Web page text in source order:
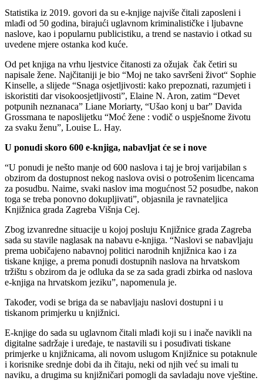
Statistika iz 2019. govori da su e-knjige najviše čitali zaposleni i
mlađi od 50 godina, birajući uglavnom kriminalističke i ljubavne
naslove, kao i popularnu publicistiku, a trend se nastavio i otkad su
uvedene mjere ostanka kod kuće.
Od pet knjiga na vrhu ljestvice čitanosti za ožujak čak četiri su
napisale žene. Najčitaniji je bio “Moj ne tako savršeni život“ Sophie
Kinselle, a slijede “Snaga osjetljivosti: kako prepoznati, razumjeti i
iskoristiti dar visokoosjetljivosti”, Elaine N. Aron, zatim “Devet
potpunih neznanaca” Liane Moriarty, “Ušao konj u bar” Davida
Grossmana te naposlijetku “Moć žene : vodič o uspješnome životu
za svaku ženu”, Louise L. Hay.
U ponudi skoro 600 e-knjiga, nabavljat će se i nove
“U ponudi je nešto manje od 600 naslova i taj je broj varijabilan s
obzirom da dostupnost nekog naslova ovisi o potrošenim licencama
za posudbu. Naime, svaki naslov ima mogućnost 52 posudbe, nakon
toga se treba ponovno dokupljivati”, objasnila je ravnateljica
Knjižnica grada Zagreba Višnja Cej.
Zbog izvanredne situacije u kojoj posluju Knjižnice grada Zagreba
sada su stavile naglasak na nabavu e-knjiga. “Naslovi se nabavljaju
prema uobičajeno nabavnoj politici narodnih knjižnica kao i za
tiskane knjige, a prema ponudi dostupnih naslova na hrvatskom
tržištu s obzirom da je odluka da se za sada gradi zbirka od naslova
e-knjiga na hrvatskom jeziku”, napomenula je.
Također, vodi se briga da se nabavljaju naslovi dostupni i u
tiskanom primjerku u knjižnici.
E-knjige do sada su uglavnom čitali mlađi koji su i inače navikli na
digitalne sadržaje i uređaje, te nastavili su i posuđivati tiskane
primjerke u knjižnicama, ali novom uslugom Knjižnice su potaknule
i korisnike srednje dobi da ih čitaju, neki od njih već su imali tu
naviku, a drugima su knjižničari pomogli da savladaju nove vještine.